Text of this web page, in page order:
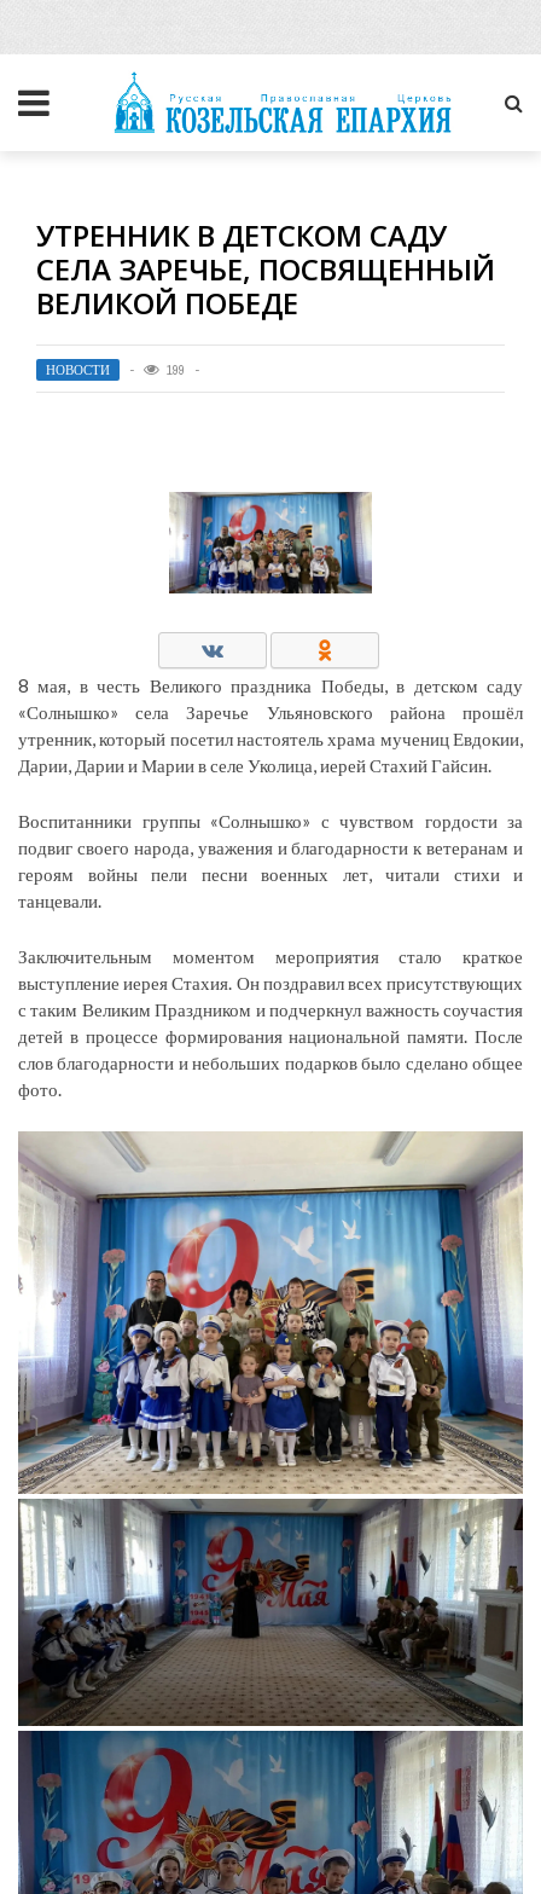
УТРЕННИК В ДЕТСКОМ САДУ
СЕЛА ЗАРЕЧЬЕ, ПОСВЯЩЕННЫЙ
ВЕЛИКОЙ ПОБЕДЕ
НОВОСТИ 199
8 мая, в честь Великого праздника Победы, в детском саду
«Солнышко» села Заречье Ульяновского района прошёл
утренник, который посетил настоятель храма мучениц Евдокии,
Дарии, Дарии и Марии в селе Уколица, иерей Стахий Гайсин
Воспитанники группы «Солнышко» с чувством гордости за
подвиг своего народа, уважения и благодарности к ветеранам и
героям войны пели песни военных лет, читали стихи и
танцевали.
Заключительным моментом мероприятия стало краткое
выступление иерея Стахия. Он поздравил всех присутствующих
с таким Великим Праздником и подчеркнул важность соучастия
детей в процессе формирования национальной памяти. После
слов благодарности и небольших подарков было сделано общее
фото.